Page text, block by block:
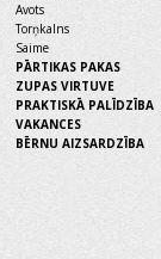
Avots
Torņkalns
Saime
PĀRTIKAS PAKAS
ZUPAS VIRTUVE
PRAKTISKĀ PALĪDZĪBA
VAKANCES
BĒRNU AIZSARDZĪBA